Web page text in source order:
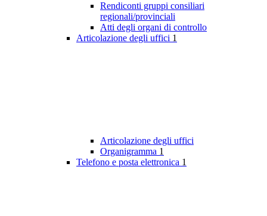
Rendiconti gruppi consiliari
regionali/provinciali
Atti degli organi di controllo
Articolazione degli uffici 1
Articolazione degli uffici
Organigramma 1
Telefono e posta elettronica 1